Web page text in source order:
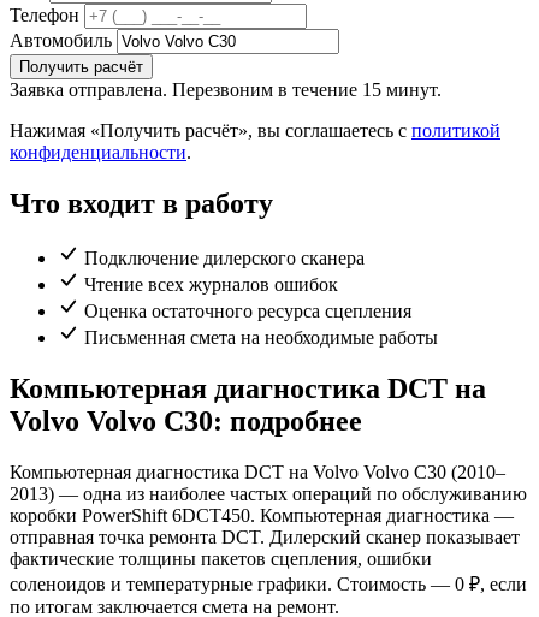
Телефон
Автомобиль
Получить расчёт
Заявка отправлена. Перезвоним в течение 15 минут.
Нажимая «Получить расчёт», вы соглашаетесь с политикой
конфиденциальности.
Что входит в работу
Подключение дилерского сканера
Чтение всех журналов ошибок
Оценка остаточного ресурса сцепления
Письменная смета на необходимые работы
Компьютерная диагностика DCT на
Volvo Volvo C30: подробнее
Компьютерная диагностика DCT на Volvo Volvo C30 (2010–
2013) — одна из наиболее частых операций по обслуживанию
коробки PowerShift 6DCT450. Компьютерная диагностика —
отправная точка ремонта DCT. Дилерский сканер показывает
фактические толщины пакетов сцепления, ошибки
соленоидов и температурные графики. Стоимость — 0 ₽, если
по итогам заключается смета на ремонт.